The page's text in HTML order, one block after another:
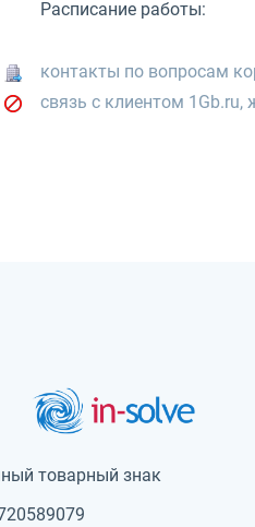
Расписание работы:
контакты по вопросам
связь с клиентом 1Gb.ru,
товарный знак